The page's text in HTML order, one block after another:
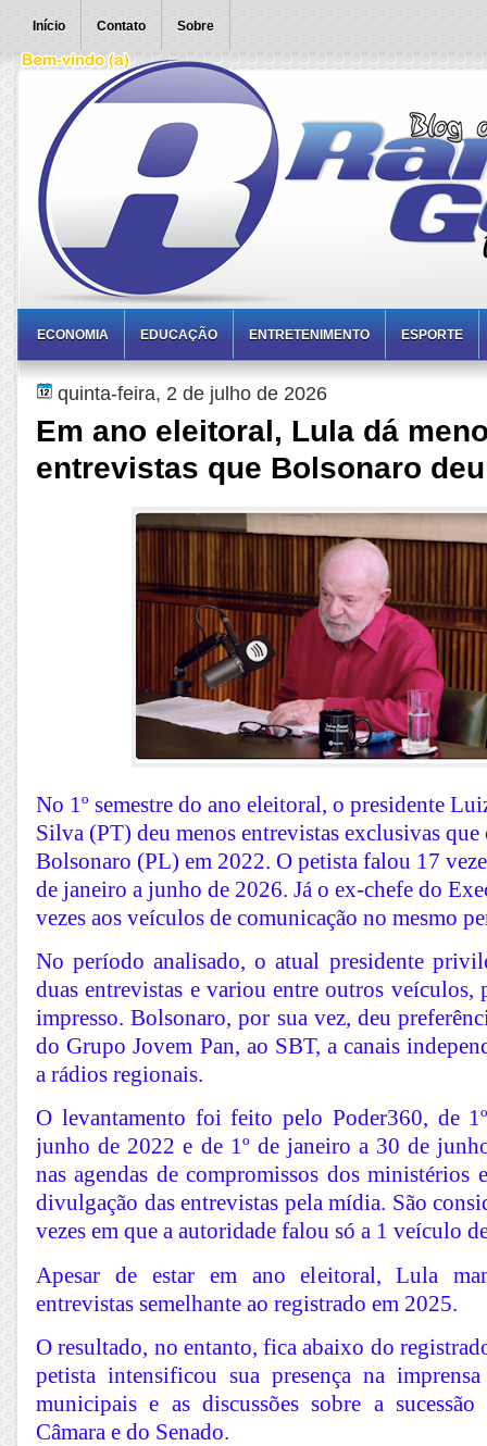
Início Contato Sobre
ECONOMIA EDUCAÇÃO ENTRETENIMENTO ESPORTE
quinta-feira, 2 de julho de 2026
Em ano eleitoral, Lula dá
entrevistas que Bolsonaro
No 1º semestre do ano eleitoral, o presidente
Silva (PT) deu menos entrevistas exclusivas
Bolsonaro (PL) em 2022. O petista falou 17
de janeiro a junho de 2026. Já o ex-chefe do
vezes aos veículos de comunicação no mesmo
No período analisado, o atual presidente
duas entrevistas e variou entre outros
impresso. Bolsonaro, por sua vez, deu
do Grupo Jovem Pan, ao SBT, a canais
a rádios regionais.
O levantamento foi feito pelo Poder360, de
junho de 2022 e de 1º de janeiro a 30 de
nas agendas de compromissos dos ministérios
divulgação das entrevistas pela mídia. São
vezes em que a autoridade falou só a 1 veículo
Apesar de estar em ano eleitoral, Lula
entrevistas semelhante ao registrado em 2025.
O resultado, no entanto, fica abaixo do
petista intensificou sua presença na
municipais e as discussões sobre a sucessão
Câmara e do Senado.